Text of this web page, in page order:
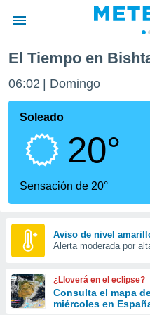
de
por
que se
calidad.
a este
las
y
forma
digital
basada
El Tiempo en
06:02 Domingo
Soleado
20°
Sensación de 20°
Aviso de nivel
Alerta moderada por
¿Lloverá en el eclipse?
Consulta el mapa
miércoles en